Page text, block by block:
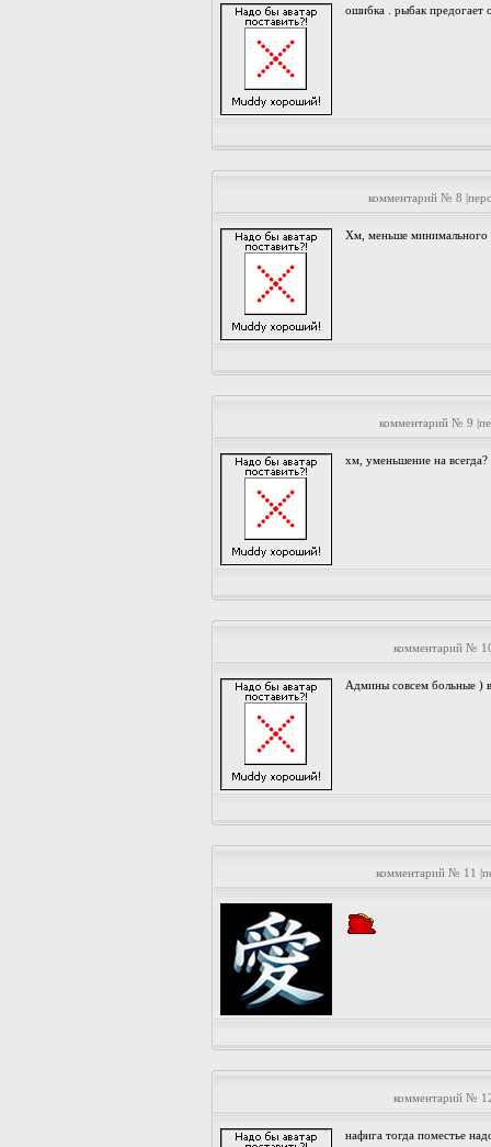
ошибка . рыбак предогает
комментарий № 8
Хм, меньше минимального
комментарий № 9
хм, уменьшение на всегда?
комментарий №
Админы совсем больные )
комментарий № 11
комментарий №
нафига тогда поместье